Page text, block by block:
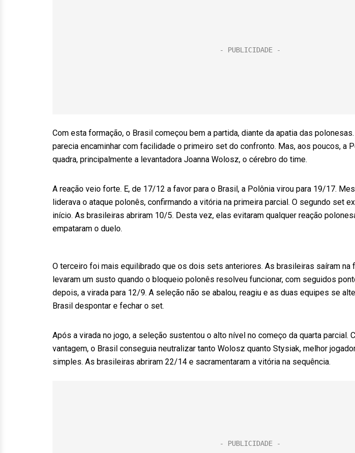
Com esta formação, o Brasil começou bem a partida, diante da apatia das
parecia encaminhar com facilidade o primeiro set do confronto. Mas, aos poucos, a
quadra, principalmente a levantadora Joanna Wolosz, o cérebro do time.
A reação veio forte. E, de 17/12 a favor para o Brasil, a Polônia virou para 19/17.
liderava o ataque polonês, confirmando a vitória na primeira parcial. O segundo set
início. As brasileiras abriram 10/5. Desta vez, elas evitaram qualquer reação
empataram o duelo.
O terceiro foi mais equilibrado que os dois sets anteriores. As brasileiras saíram na
levaram um susto quando o bloqueio polonês resolveu funcionar, com seguidos
depois, a virada para 12/9. A seleção não se abalou, reagiu e as duas equipes se
Brasil despontar e fechar o set.
Após a virada no jogo, a seleção sustentou o alto nível no começo da quarta parcial.
vantagem, o Brasil conseguia neutralizar tanto Wolosz quanto Stysiak, melhor
simples. As brasileiras abriram 22/14 e sacramentaram a vitória na sequência.